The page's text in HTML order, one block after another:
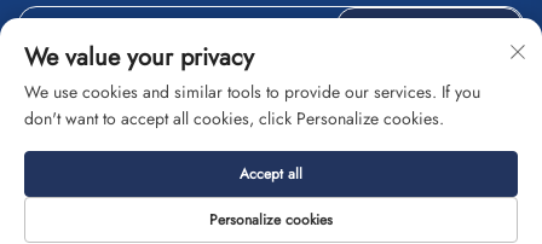
Direitos autorais © Fuzhou Saipulang Trading Co., Ltd. Todos
Política de Privacidade
CONTATO
We value your privacy
We use cookies and similar tools to provide our services. If you
don't want to accept all cookies, click Personalize cookies.
Personalize cookies
Accept all